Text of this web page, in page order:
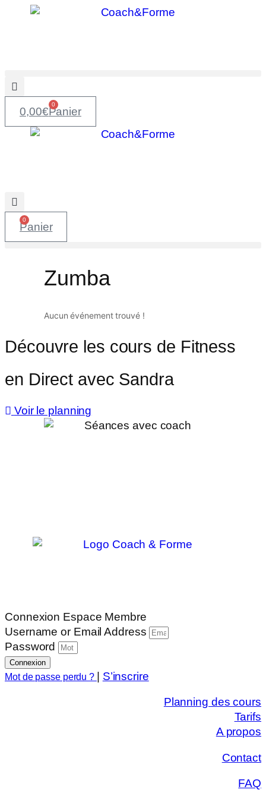
0,00€
0
Panier
0
Panier
Zumba
Aucun événement trouvé !
Découvre les cours de Fitness
en Direct avec Sandra
Voir le planning
Connexion Espace Membre
Username or Email Address
Password
Connexion
Mot de passe perdu ? S’inscrire
Planning des cours
Tarifs
A propos
Contact
FAQ